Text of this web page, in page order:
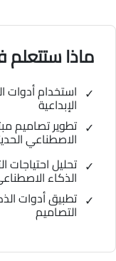
ماذا
استخدام أدوات
الإبداعية
تطوير تصاميم
الاصطناعي
تحليل احتياجات
الذكاء
تطبيق أدوات
التصاميم